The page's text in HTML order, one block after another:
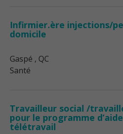
Infirmier.ère injections/
domicile
Gaspé , QC
Santé
Travailleur social /
pour le programme
télétravail